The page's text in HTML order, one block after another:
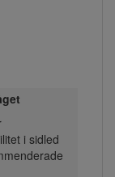
i sidled